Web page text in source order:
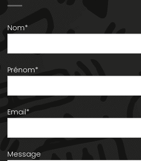
Nom*
Prénom*
Email*
Message